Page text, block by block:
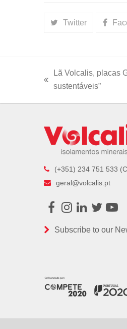
Twitter
previous
Lã Volcalis, placas
sustentáveis”
(+351) 234 751 533
geral@volcalis.pt
Facebook
Instagram
LinkedIn
Twitter
Subscribe to our